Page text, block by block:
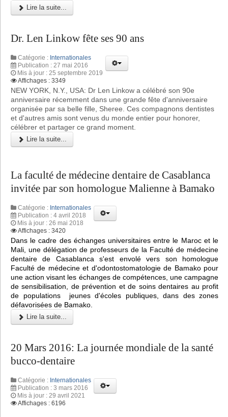
Lire la suite...
Dr. Len Linkow fête ses 90 ans
Catégorie : Internationales
Publication : 27 mai 2016
Mis à jour : 25 septembre 2019
Affichages : 3349
NEW YORK, N.Y., USA: Dr Len Linkow a célébré son 90e
anniversaire récemment dans une grande fête d'anniversaire
organisée par sa belle fille, Sheree. Ces compagnons dentistes
et d'autres amis sont venus du monde entier pour honorer,
célébrer et partager ce grand moment.
Lire la suite...
La faculté de médecine dentaire de Casablanca
invitée par son homologue Malienne à Bamako
Catégorie : Internationales
Publication : 4 avril 2018
Mis à jour : 26 mai 2018
Affichages : 3420
Dans le cadre des échanges universitaires entre le Maroc et le
Mali, une délégation de professeurs de la Faculté de médecine
dentaire de Casablanca s'est envolé vers son homologue
Faculté de médecine et d'odontostomatologie de Bamako pour
une action visant les échanges de compétences, une campagne
de sensibilisation, de prévention et de soins dentaires au profit
de populations jeunes d'écoles publiques, dans des zones
défavorisées de Bamako.
Lire la suite...
20 Mars 2016: La journée mondiale de la santé
bucco-dentaire
Catégorie : Internationales
Publication : 3 mars 2016
Mis à jour : 29 avril 2021
Affichages : 6196